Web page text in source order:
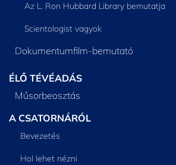
Az L. Ron Hubbard Library bemutatja
Scientologist vagyok
Dokumentumfilm-bemutató
ÉLŐ TÉVÉADÁS
Műsorbeosztás
A CSATORNÁRÓL
Bevezetés
Hol lehet nézni